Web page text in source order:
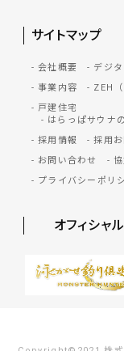
サイトマップ
会社概要
デジ
事業内容
ZEH（
戸建住宅
はらっぱサウナ
採用情報
採用
お問い合わせ
プライバシーポリ
オフィシャ